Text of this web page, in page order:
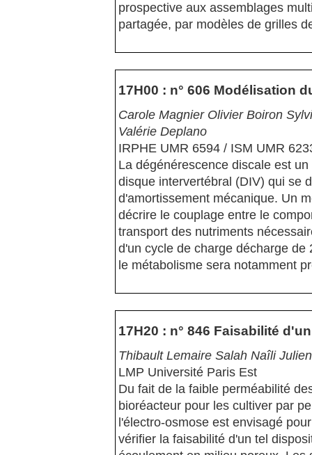
prospective aux assemblages
partagée, par modèles de grilles
17H00 : n° 606 Modélisation
Carole Magnier Olivier Boiron
Valérie Deplano
IRPHE UMR 6594 / ISM UMR
La dégénérescence discale est
disque intervertébral (DIV) qui se
d'amortissement mécanique. Un
décrire le couplage entre le
transport des nutriments
d'un cycle de charge décharge
le métabolisme sera notamment
17H20 : n° 846 Faisabilité
Thibault Lemaire Salah Naîli
LMP Université Paris Est
Du fait de la faible perméabilité
bioréacteur pour les cultiver par
l'électro-osmose est envisagé
vérifier la faisabilité d'un tel